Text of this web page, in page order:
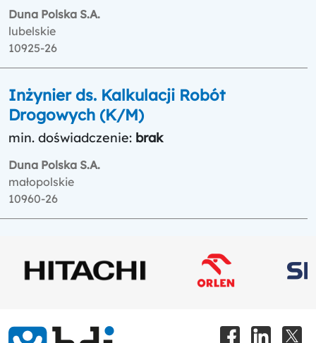
Duna Polska S.A.
lubelskie
10925-26
Inżynier ds. Kalkulacji Robót
Drogowych (K/M)
min. doświadczenie: brak
Duna Polska S.A.
małopolskie
10960-26